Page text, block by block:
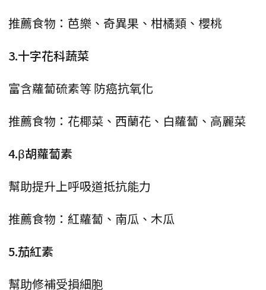
推薦食物：芭樂、奇異果、柑橘類、櫻桃
3.十字花科蔬菜
富含蘿蔔硫素等 防癌抗氧化
推薦食物：花椰菜、西蘭花、白蘿蔔、高麗菜
4.β胡蘿蔔素
幫助提升上呼吸道抵抗能力
推薦食物：紅蘿蔔、南瓜、木瓜
5.茄紅素
幫助修補受損細胞